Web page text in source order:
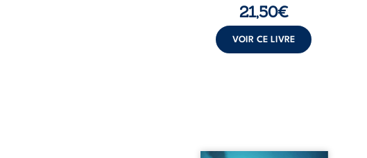
21,50€
VOIR CE LIVRE